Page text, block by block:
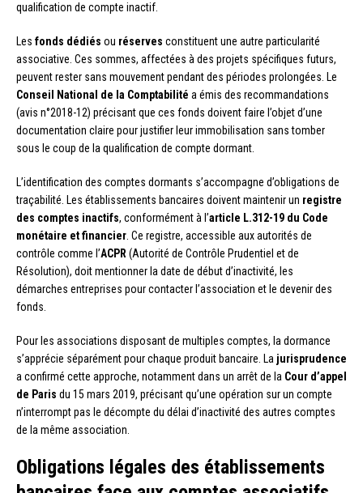
qualification de compte inactif.
Les fonds dédiés ou réserves constituent une autre particularité
associative. Ces sommes, affectées à des projets spécifiques futurs,
peuvent rester sans mouvement pendant des périodes prolongées. Le
Conseil National de la Comptabilité a émis des recommandations
(avis n°2018-12) précisant que ces fonds doivent faire l’objet d’une
documentation claire pour justifier leur immobilisation sans tomber
sous le coup de la qualification de compte dormant.
L’identification des comptes dormants s’accompagne d’obligations de
traçabilité. Les établissements bancaires doivent maintenir un registre
des comptes inactifs, conformément à l’article L.312-19 du Code
monétaire et financier. Ce registre, accessible aux autorités de
contrôle comme l’ACPR(Autorité de Contrôle Prudentiel et de
Résolution), doit mentionner la date de début d’inactivité, les
démarches entreprises pour contacter l’association et le devenir des
fonds.
Pour les associations disposant de multiples comptes, la dormance
s’apprécie séparément pour chaque produit bancaire. La jurisprudence
a confirmé cette approche, notamment dans un arrêt de la Cour d’appel
de Paris du 15 mars 2019, précisant qu’une opération sur un compte
n’interrompt pas le décompte du délai d’inactivité des autres comptes
de la même association.
Obligations légales des établissements